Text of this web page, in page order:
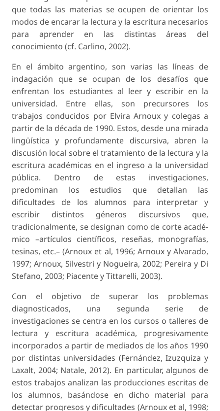
que todas las materias se ocupen de orientar los
modos de encarar la lectura y la escritura necesarios
para aprender en las distintas áreas del
conocimiento (cf. Carlino, 2002).
En el ámbito argentino, son varias las líneas de
indagación que se ocupan de los desafíos que
enfrentan los estudiantes al leer y escribir en la
universidad. Entre ellas, son precursores los
trabajos conducidos por Elvira Arnoux y colegas a
partir de la década de 1990. Estos, desde una mirada
lingüística y profundamente discursiva, abren la
discusión local sobre el tratamiento de la lectura y la
escritura académicas en el ingreso a la universidad
pública. Dentro de estas investigaciones,
predominan los estudios que detallan las
dificultades de los alumnos para interpretar y
escribir distintos géneros discursivos que,
tradicionalmente, se designan como de corte acadé-
mico –artículos científicos, reseñas, monografías,
tesinas, etc.– (Arnoux et al, 1996; Arnoux y Alvarado,
1997; Arnoux, Silvestri y Nogueira, 2002; Pereira y Di
Stefano, 2003; Piacente y Tittarelli, 2003).
Con el objetivo de superar los problemas
diagnosticados, una segunda serie de
investigaciones se centra en los cursos o talleres de
lectura y escritura académica, progresivamente
incorporados a partir de mediados de los años 1990
por distintas universidades (Fernández, Izuzquiza y
Laxalt, 2004; Natale, 2012). En particular, algunos de
estos trabajos analizan las producciones escritas de
los alumnos, basándose en dicho material para
detectar progresos y dificultades (Arnoux et al, 1998;